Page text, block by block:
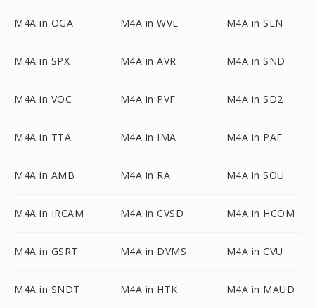
M4A in OGA M4A in WVE M4A in SLN
M4A in SPX M4A in AVR M4A in SND
M4A in VOC M4A in PVF M4A in SD2
M4A in TTA M4A in IMA M4A in PAF
M4A in AMB M4A in RA M4A in SOU
M4A in IRCAM M4A in CVSD M4A in HCOM
M4A in GSRT M4A in DVMS M4A in CVU
M4A in SNDT M4A in HTK M4A in MAUD